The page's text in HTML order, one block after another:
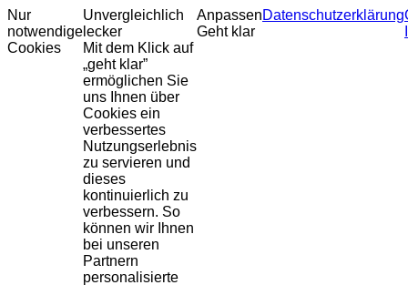
Nur
notwendige
Cookies
Unvergleichlich
lecker
Mit dem Klick auf
„geht klar”
ermöglichen Sie
uns Ihnen über
Cookies ein
verbessertes
Nutzungserlebnis
zu servieren und
dieses
kontinuierlich zu
verbessern. So
können wir Ihnen
bei unseren
Partnern
personalisierte
Anpassen
Geht klar
Datenschutzerklärung